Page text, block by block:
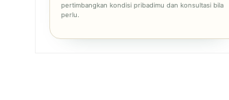
pertimbangkan kondisi pribadimu dan konsultasi bila
perlu.